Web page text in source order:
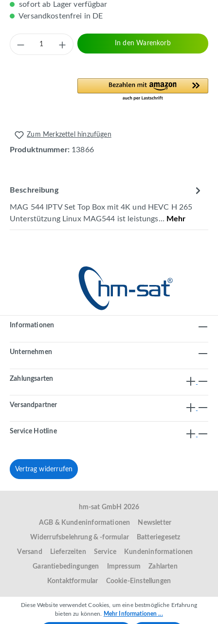
sofort ab Lager verfügbar
Versandkostenfrei in DE
Produkt Anzahl: Gib den gewünschten
In den Warenkorb
Zum Merkzettel hinzufügen
Produktnummer: 13866
Beschreibung
MAG 544 IPTV Set Top Box mit 4K und HEVC H 265
Unterstützung Linux MAG544 ist leistungs… Mehr
Informationen
Unternehmen
Zahlungsarten
Versandpartner
Service Hotline
Vertrag widerrufen
hm-sat GmbH 2026
AGB & Kundeninformationen Newsletter
Widerrufsbelehrung & -formular Batteriegesetz
Versand Lieferzeiten Service Kundeninformationen
Garantiebedingungen Impressum Zahlarten
Kontaktformular Cookie-Einstellungen
Diese Website verwendet Cookies, um eine bestmögliche Erfahrung
bieten zu können.
Mehr Informationen ...